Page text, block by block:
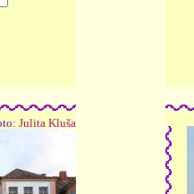
Julita Kluša